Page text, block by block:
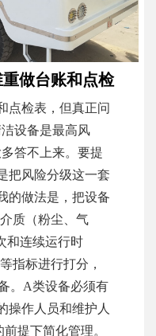
做台账和点检
点检表，但真正问
设备是最高风
答不上来。要提
把风险分级这一套
的做法是，把设备
质（粉尘、气
和连续运行时
指标进行打分，
。A类设备必须有
操作人员和维护人
提下简化管理。